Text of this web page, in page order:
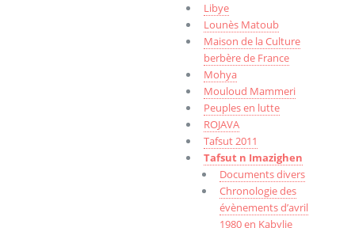
Libye
Lounès Matoub
Maison de la Culture
berbère de France
Mohya
Mouloud Mammeri
Peuples en lutte
ROJAVA
Tafsut 2011
Tafsut n Imazighen
Documents divers
Chronologie des
évènements d’avril
1980 en Kabylie